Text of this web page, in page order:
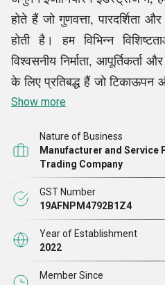
होते हैं जो गुणवत्ता, पारदर्शिता
होती है। हम विभिन्न
विश्वसनीय निर्माता, आपूर्तिकर्ता
के लिए प्रतिबद्ध हैं जो टिकाऊपन
पूरा करते हैं। हमारा नैतिक
करें, जो विश्वास और आपसी सम्मान
रुझान और ग्राहकों की बदलती
खेल से आगे रहने के लिए निरंतर
प्रक्रियाओं को लगातार नया करते
की ज़िम्मेदारी पर भी ज़ोर देती
हमारी उत्पादन प्रणालियाँ कुशल
Show more
Nature of Business
Manufacturer and Service
Trading Company
GST Number
19AFNPM4792B1Z4
Year of Establishment
2022
Member Since